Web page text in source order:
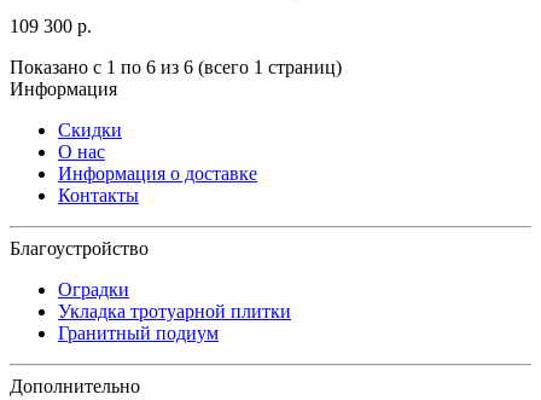
109 300 р.
Показано с 1 по 6 из 6 (всего 1 страниц)
Информация
Скидки
О нас
Информация о доставке
Контакты
Благоустройство
Оградки
Укладка тротуарной плитки
Гранитный подиум
Дополнительно